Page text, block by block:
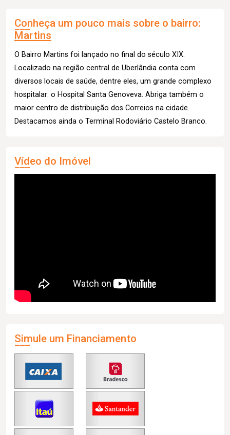
Conheça um pouco mais sobre o bairro:
Martins
O Bairro Martins foi lançado no final do século XIX.
Localizado na região central de Uberlândia conta com
diversos locais de saúde, dentre eles, um grande complexo
hospitalar: o Hospital Santa Genoveva. Abriga também o
maior centro de distribuição dos Correios na cidade.
Destacamos ainda o Terminal Rodoviário Castelo Branco.
Vídeo do Imóvel
Simule um Financiamento